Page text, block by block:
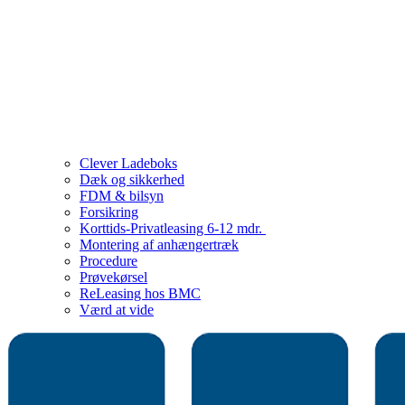
Clever Ladeboks
Dæk og sikkerhed
FDM & bilsyn
Forsikring
Korttids-Privatleasing 6-12 mdr.
Montering af anhængertræk
Procedure
Prøvekørsel
ReLeasing hos BMC
Værd at vide